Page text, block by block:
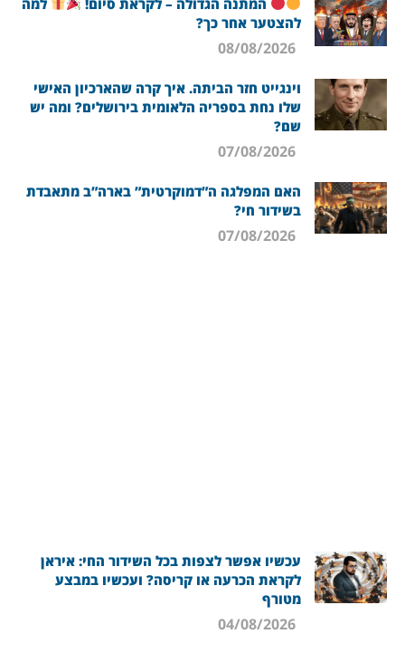
להצטער אחר כך?
וינגייט חזר הביתה. איך קרה שהארכיון האישי
שלו נחת בספריה הלאומית בירושלים? ומה יש
שם?
האם המפלגה ה”דמוקרטית” בארה”ב מתאבדת
בשידור חי?
עכשיו אפשר לצפות בכל השידור החי: איראן
לקראת הכרעה או קריסה? ועכשיו במבצע
מטורף